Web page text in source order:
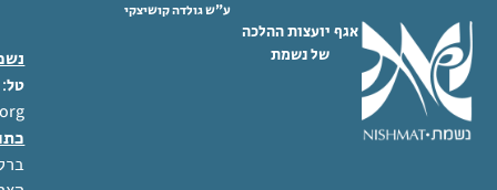
אגף יועצות ההלכה
של נשמת
ע"ש גולדה קושיצקי
טל: 02-6404333
ברל